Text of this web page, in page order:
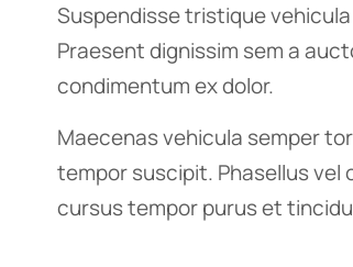
Suspendisse tristique
Praesent dignissim sem a
condimentum ex dolor.
Maecenas vehicula semper
tempor suscipit. Phasellus vel
cursus tempor purus et